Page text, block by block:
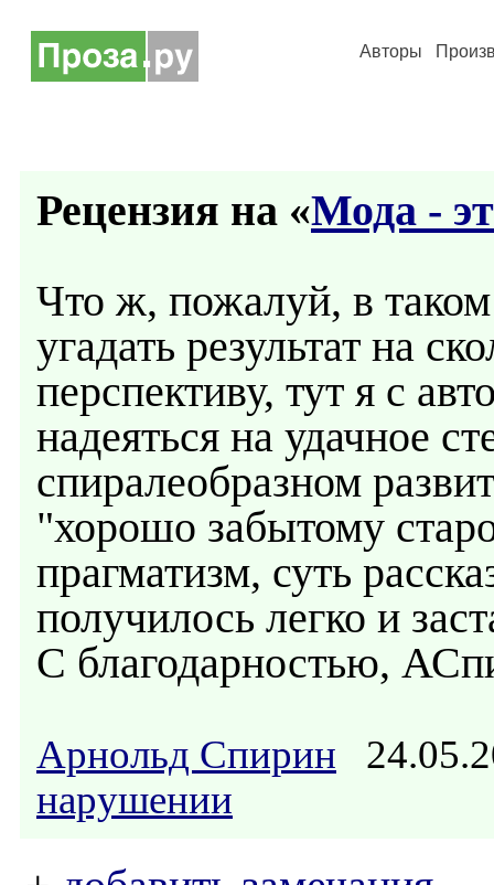
Авторы
Рецензия на «Мода -
Что ж, пожалуй, в
угадать результат на
перспективу, тут я с
надеяться на удачное
спиралеобразном
"хорошо забытому
прагматизм, суть
получилось легко и
С благодарностью,
Арнольд Спирин
нарушении